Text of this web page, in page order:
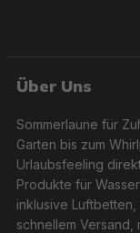
Über Uns
Sommerlaune für
Garten bis zum
Urlaubsfeeling
Produkte für
inklusive Luftbetten,
schnellem